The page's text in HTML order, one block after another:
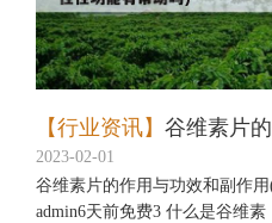
【行业资讯】
2023-02-01
谷维素片的作用与功效和副作
admin6天前免费3 什么是谷维